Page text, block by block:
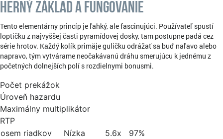
Herný základ a fungovanie
Tento elementárny princíp je ľahký, ale fascinujúci. Používateľ spustí
loptičku z najvyššej časti pyramídovej dosky, tam postupne padá cez
série hrotov. Každý kolík primäje guličku odrážať sa buď naľavo alebo
napravo, tým vytvárame neočakávanú dráhu smerujúcu k jednému z
početných dolnejších polí s rozdielnymi bonusmi.
Počet prekážok
Úroveň hazardu
Maximálny multiplikátor
RTP
osem riadkov
Nízka 5.6x
97%